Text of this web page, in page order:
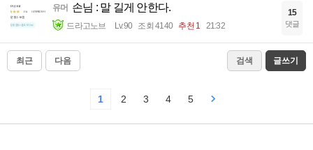
유머 손님 : 말 길게 안한다.
드라고노브 Lv.90 조회 4140 추천 1 21:32
15
댓글
최근 다음 검색 글쓰기
1 2 3 4 5